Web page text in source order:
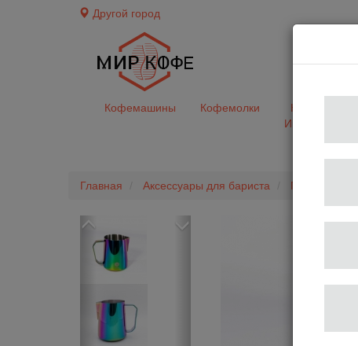
Другой город
Кофемашины Кофемолки
Кофе&Чай
Ингредиенты
Главная Аксессуары для бариста Питчеры